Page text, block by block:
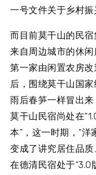
一号文件关于乡村振
而目前莫干山的民
来自周边城市的休
第一家由闲置农房改
后，围绕莫干山国
雨后春笋一样冒出
莫干山民宿尚处在
本”，这一时期，“洋
变成了讲究居住品
在德清民宿处于“3.0